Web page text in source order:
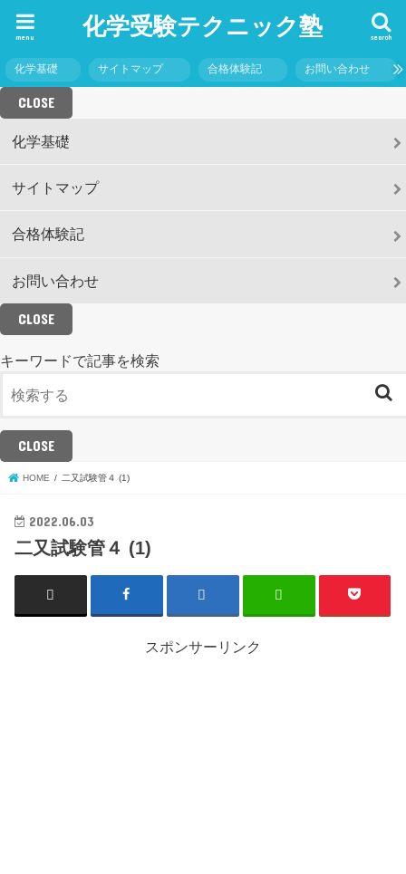
化学受験テクニック塾 search
menu
化学基礎 サイトマップ 合格体験記 お問い合わせ
CLOSE
化学基礎
サイトマップ
合格体験記
お問い合わせ
CLOSE
キーワードで記事を検索
CLOSE
HOME 二又試験管４ (1)
2022.06.03
二又試験管４ (1)
スポンサーリンク